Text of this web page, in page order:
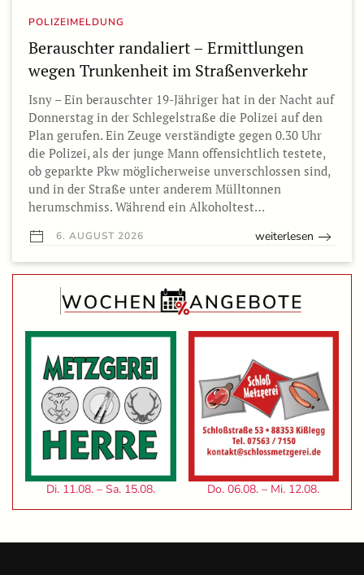
POLIZEIMELDUNG
Berauschter randaliert – Ermittlungen
wegen Trunkenheit im Straßenverkehr
Isny – Ein berauschter 19-Jähriger hat in der Nacht auf
Donnerstag in der Schlegelstraße die Polizei auf den
Plan gerufen. Ein Zeuge verständigte gegen 0.30 Uhr
die Polizei, als der junge Mann offensichtlich testete,
ob geparkte Pkw möglicherweise unverschlossen sind,
und in der Straße unter anderem Mülltonnen
herumschmiss. Während ein Alkoholtest…
6. AUGUST 2026 weiterlesen
Di. 11.08. – Sa. 15.08. Do. 06.08. – Mi. 12.08.